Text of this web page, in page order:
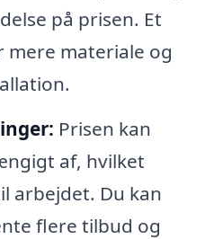
på prisen. Et
materiale og
Prisen kan
af, hvilket
arbejdet. Du kan
flere tilbud og